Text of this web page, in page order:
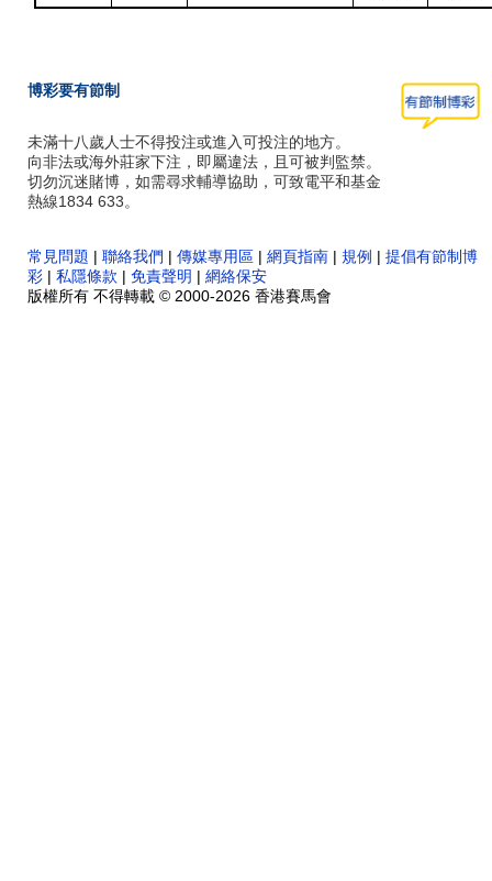
博彩要有節制
未滿十八歲人士不得投注或進入可投注的地方。
向非法或海外莊家下注，即屬違法，且可被判監禁。
切勿沉迷賭博，如需尋求輔導協助，可致電平和基金
熱線1834 633。
常見問題 | 聯絡我們 | 傳媒專用區 | 網頁指南 | 規例 | 提倡有節制博
彩 | 私隱條款 | 免責聲明 | 網絡保安
版權所有 不得轉載 © 2000-2026 香港賽馬會